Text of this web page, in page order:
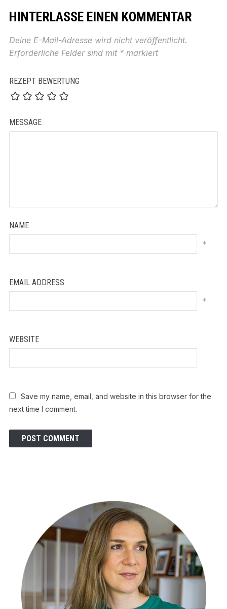
HINTERLASSE EINEN KOMMENTAR
Deine E-Mail-Adresse wird nicht veröffentlicht.
Erforderliche Felder sind mit *markiert
REZEPT BEWERTUNG
MESSAGE
NAME
*
EMAIL ADDRESS
*
WEBSITE
Save my name, email, and website in this browser for the
next time I comment.